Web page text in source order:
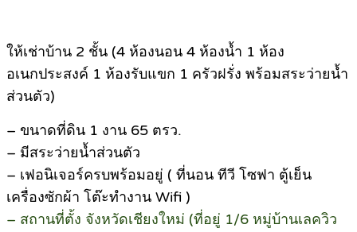
ให้เช่าบ้าน 2 ชั้น (4 ห้องนอน 4 ห้องน้ำ 1 ห้อง
อเนกประสงค์ 1 ห้องรับแขก 1 ครัวฝรั่ง พร้อมสระว่ายน้ำ
ส่วนตัว)
– ขนาดที่ดิน 1 งาน 65 ตรว.
– มีสระว่ายน้ำส่วนตัว
– เฟอนิเจอร์ครบพร้อมอยู่ ( ที่นอน ทีวี โซฟา ตู้เย็น
เครื่องซักผ้า โต๊ะทำงาน Wifi )
– สถานที่ตั้ง จังหวัดเชียงใหม่ (ที่อยู่ 1/6 หมู่บ้านเลควิว